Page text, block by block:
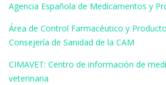
Agencia Española de Medicamentos y
Área de Control Farmacéutico y
Consejería de Sanidad de la CAM
CIMAVET: Centro de información de
veterinaria